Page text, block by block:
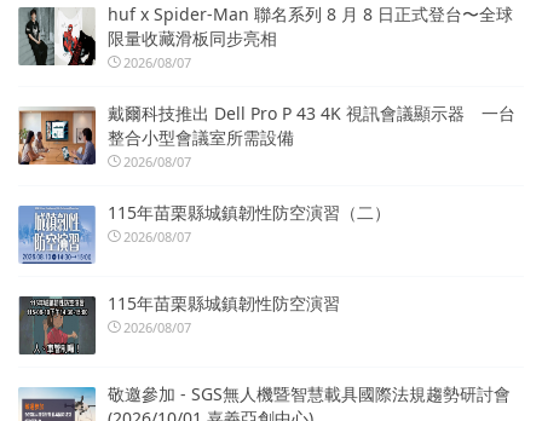
huf x Spider-Man 聯名系列 8 月 8 日正式登台〜全球
限量收藏滑板同步亮相
2026/08/07
戴爾科技推出 Dell Pro P 43 4K 視訊會議顯示器 一台
整合小型會議室所需設備
2026/08/07
115年苗栗縣城鎮韌性防空演習（二）
2026/08/07
115年苗栗縣城鎮韌性防空演習
2026/08/07
敬邀參加 - SGS無人機暨智慧載具國際法規趨勢研討會